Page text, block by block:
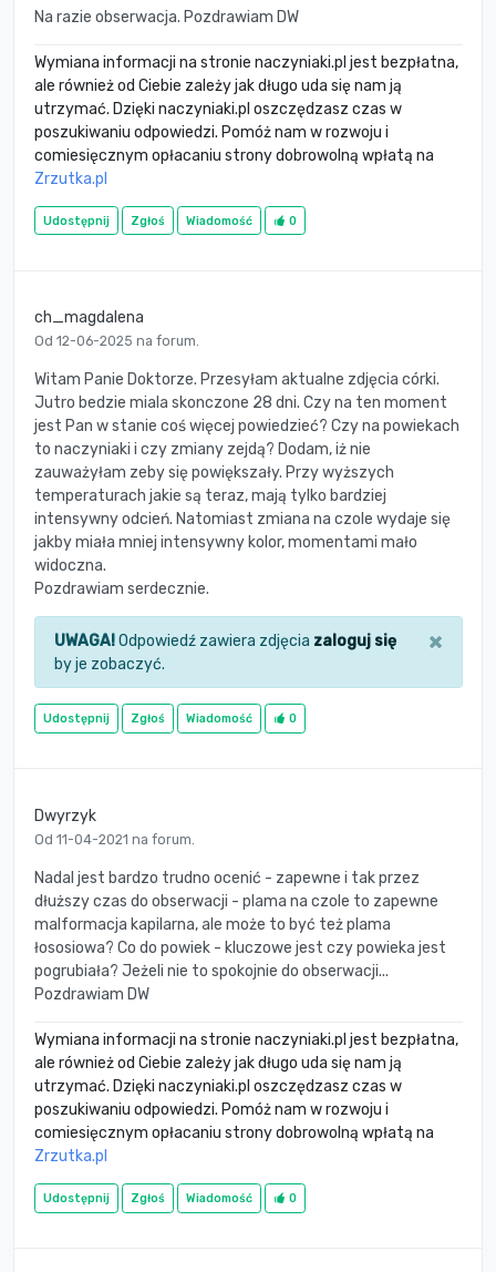
Na razie obserwacja. Pozdrawiam DW
Wymiana informacji na stronie naczyniaki.pl jest bezpłatna,
ale również od Ciebie zależy jak długo uda się nam ją
utrzymać. Dzięki naczyniaki.pl oszczędzasz czas w
poszukiwaniu odpowiedzi. Pomóż nam w rozwoju i
comiesięcznym opłacaniu strony dobrowolną wpłatą na
Zrzutka.pl
Udostępnij Zgłoś Wiadomość 0
ch_magdalena
Od 12-06-2025 na forum.
Witam Panie Doktorze. Przesyłam aktualne zdjęcia córki.
Jutro bedzie miala skonczone 28 dni. Czy na ten moment
jest Pan w stanie coś więcej powiedzieć? Czy na powiekach
to naczyniaki i czy zmiany zejdą? Dodam, iż nie
zauważyłam zeby się powiększały. Przy wyższych
temperaturach jakie są teraz, mają tylko bardziej
intensywny odcień. Natomiast zmiana na czole wydaje się
jakby miała mniej intensywny kolor, momentami mało
widoczna.
Pozdrawiam serdecznie.
UWAGA!Odpowiedź zawiera zdjęcia zaloguj się
by je zobaczyć.
×
Udostępnij Zgłoś Wiadomość 0
Dwyrzyk
Od 11-04-2021 na forum.
Nadal jest bardzo trudno ocenić - zapewne i tak przez
dłuższy czas do obserwacji - plama na czole to zapewne
malformacja kapilarna, ale może to być też plama
łososiowa? Co do powiek - kluczowe jest czy powieka jest
pogrubiała? Jeżeli nie to spokojnie do obserwacji...
Pozdrawiam DW
Wymiana informacji na stronie naczyniaki.pl jest bezpłatna,
ale również od Ciebie zależy jak długo uda się nam ją
utrzymać. Dzięki naczyniaki.pl oszczędzasz czas w
poszukiwaniu odpowiedzi. Pomóż nam w rozwoju i
comiesięcznym opłacaniu strony dobrowolną wpłatą na
Zrzutka.pl
Udostępnij Zgłoś Wiadomość 0